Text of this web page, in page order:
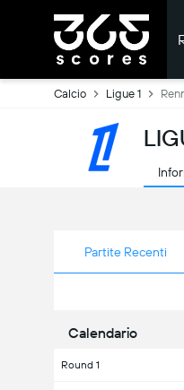
Calcio Ligue 1
Partite Recenti
Calendario
Round 1